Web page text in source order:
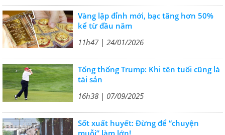
Vàng lập đỉnh mới, bạc tăng hơn 50%
kể từ đầu năm
11h47 | 24/01/2026
Tổng thống Trump: Khi tên tuổi cũng là
tài sản
16h38 | 07/09/2025
Sốt xuất huyết: Đừng để “chuyện